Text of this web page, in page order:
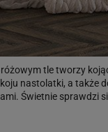
tle tworzy
nastolatki, a także
Świetnie sprawdzi